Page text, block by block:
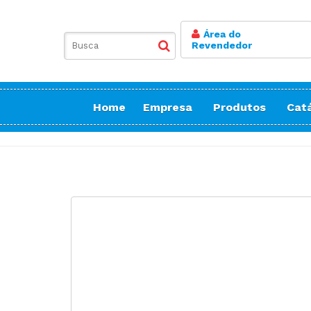
Home Empresa Produtos
Bordadeiras
Doméstica
Área do
Revendedor